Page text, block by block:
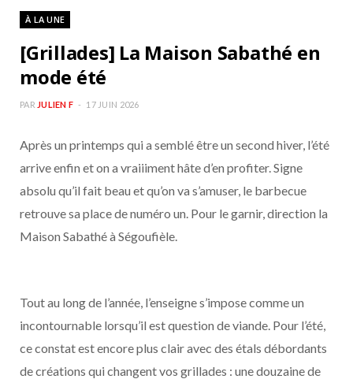
o
k
g
a
À LA UNE
[Grillades] La Maison Sabathé en
mode été
PAR JULIEN F 17 JUIN 2026
Après un printemps qui a semblé être un second hiver, l’été
arrive enfin et on a vraiiiment hâte d’en profiter. Signe
absolu qu’il fait beau et qu’on va s’amuser, le barbecue
retrouve sa place de numéro un. Pour le garnir, direction la
Maison Sabathé à Ségoufièle.
Tout au long de l’année, l’enseigne s’impose comme un
incontournable lorsqu’il est question de viande. Pour l’été,
ce constat est encore plus clair avec des étals débordants
de créations qui changent vos grillades : une douzaine de